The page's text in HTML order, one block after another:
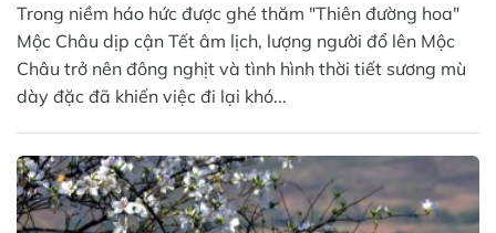
Trong niềm háo hức được ghé thăm "Thiên đường hoa"
Mộc Châu dịp cận Tết âm lịch, lượng người đổ lên Mộc
Châu trở nên đông nghịt và tình hình thời tiết sương mù
dày đặc đã khiến việc đi lại khó...